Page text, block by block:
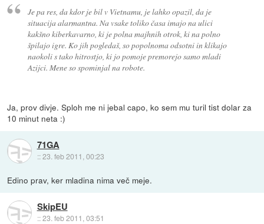
Je pa res, da kdor je bil v Vietnamu, je lahko opazil, da je
situacija alarmantna. Na vsake toliko časa imajo na ulici
kakšno kiberkavarno, ki je polna majhnih otrok, ki na polno
špilajo igre. Ko jih pogledaš, so popolnoma odsotni in klikajo
naokoli s tako hitrostjo, ki jo pomoje premorejo samo mladi
Azijci. Mene so spominjal na robote.
Ja, prov divje. Sploh me ni jebal capo, ko sem mu turil tist dolar za
10 minut neta :)
71GA
::23. feb 2011, 00:23
Edino prav, ker mladina nima več meje.
SkipEU
::23. feb 2011, 03:51